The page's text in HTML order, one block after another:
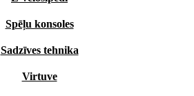
Spēļu konsoles
Sadzīves tehnika
Virtuve